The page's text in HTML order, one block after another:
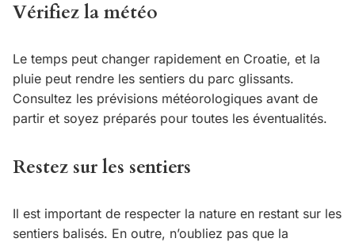
Vérifiez la météo
Le temps peut changer rapidement en Croatie, et la
pluie peut rendre les sentiers du parc glissants.
Consultez les prévisions météorologiques avant de
partir et soyez préparés pour toutes les éventualités.
Restez sur les sentiers
Il est important de respecter la nature en restant sur les
sentiers balisés. En outre, n’oubliez pas que la